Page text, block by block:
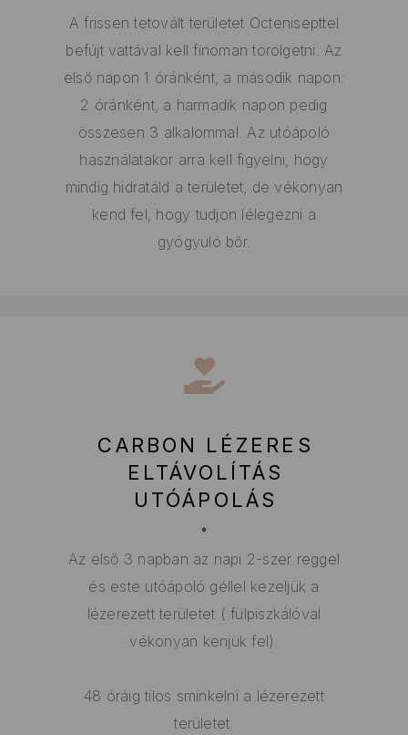
A frissen tetovált területet Octenisepttel
befújt vattával kell finoman törölgetni. Az
első napon 1 óránként, a második napon:
2 óránként, a harmadik napon pedig
összesen 3 alkalommal. Az utóápoló
használatakor arra kell figyelni, hogy
mindig hidratáld a területet, de vékonyan
kend fel, hogy tudjon lélegezni a
gyógyuló bőr.
CARBON LÉZERES
ELTÁVOLÍTÁS
UTÓÁPOLÁS
Az első 3 napban az napi 2-szer reggel
és este utóápoló géllel kezeljük a
lézerezett területet ( fülpiszkálóval
vékonyan kenjük fel).
48 óráig tilos sminkelni a lézerezett
területet.